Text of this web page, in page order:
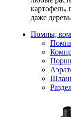
картофель,
даже
Помпы,